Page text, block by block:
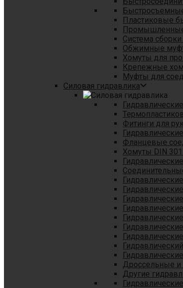
Пластиковые
Система
Обжимные
Хомуты для
Крепежные
Муфты для
Силовая гидравлика
Фитинги для
Фланцевые
Хомуты DIN
Дроссельные и
Другие